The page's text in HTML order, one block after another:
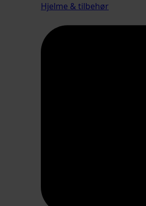
Hjelme & tilbehør